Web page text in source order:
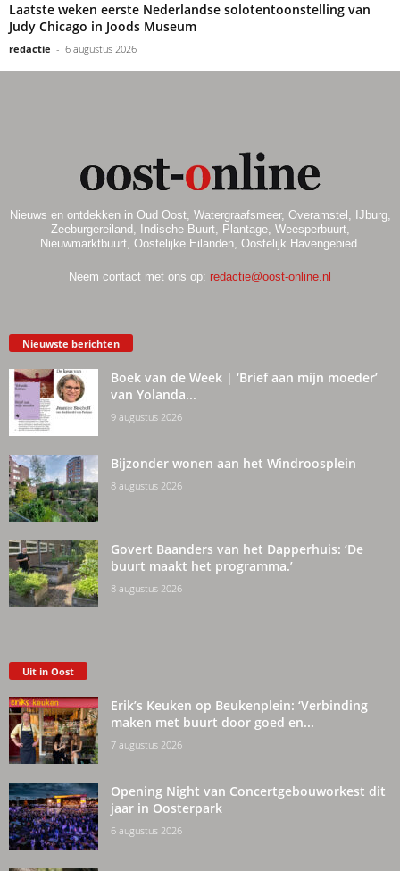
Laatste weken eerste Nederlandse solotentoonstelling van
Judy Chicago in Joods Museum
redactie - 6 augustus 2026
Nieuws en ontdekken in Oud Oost, Watergraafsmeer, Overamstel, IJburg,
Zeeburgereiland, Indische Buurt, Plantage, Weesperbuurt,
Nieuwmarktbuurt, Oostelijke Eilanden, Oostelijk Havengebied.
Neem contact met ons op: redactie@oost-online.nl
Nieuwste berichten
Boek van de Week | ‘Brief aan mijn moeder’
van Yolanda...
9 augustus 2026
Bijzonder wonen aan het Windroosplein
8 augustus 2026
Govert Baanders van het Dapperhuis: ‘De
buurt maakt het programma.’
8 augustus 2026
Uit in Oost
Erik’s Keuken op Beukenplein: ‘Verbinding
maken met buurt door goed en...
7 augustus 2026
Opening Night van Concertgebouworkest dit
jaar in Oosterpark
6 augustus 2026